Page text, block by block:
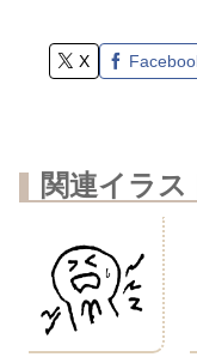
X
関連イラス